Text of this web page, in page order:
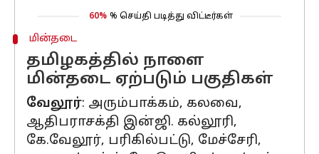
60% % செய்தி படித்து விட்டீர்கள்
மின்தடை
தமிழகத்தில் நாளை
மின்தடை ஏற்படும் பகுதிகள்
வேலூர்: அரும்பாக்கம், கலவை,
ஆதிபராசக்தி இன்ஜி. கல்லூரி,
கே.வேலூர், பரிகில்பட்டு, மேச்சேரி,